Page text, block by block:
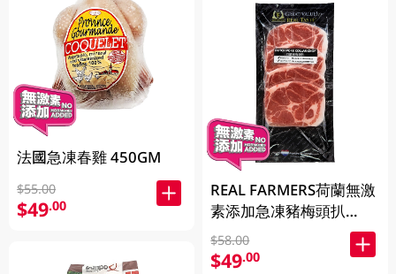
法國急凍春雞 450GM
$55.00
$49.00
REAL FARMERS荷蘭無激
素添加急凍豬梅頭扒
400GM
$58.00
$49.00